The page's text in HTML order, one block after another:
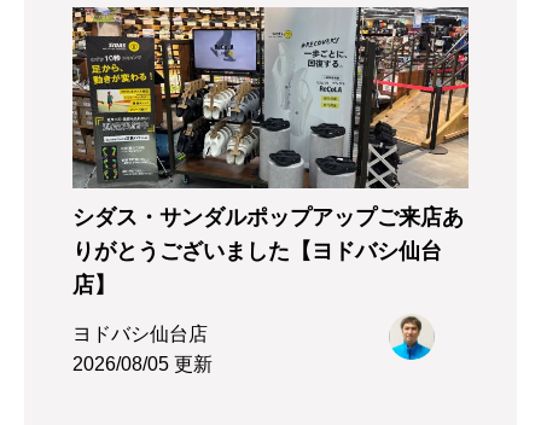
シダス・サンダルポップアップご来店あ
りがとうございました【ヨドバシ仙台
店】
ヨドバシ仙台店
2026/08/05 更新